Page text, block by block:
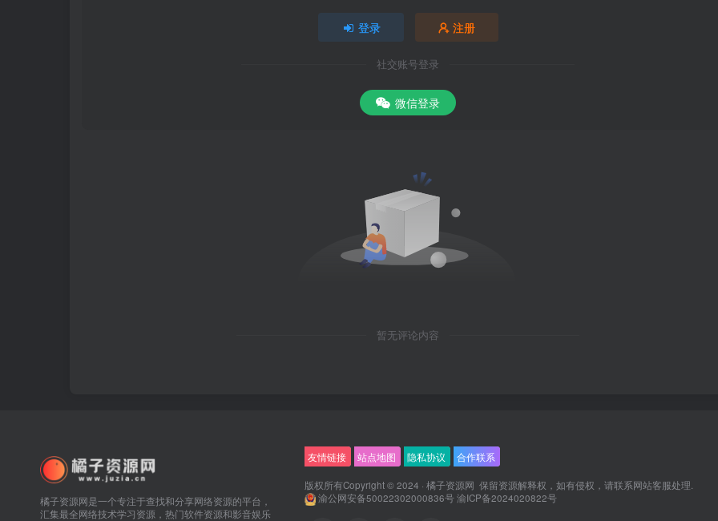
登录 注册
社交账号登录
微信登录
暂无评论内容
橘子资源网是一个专注于查找和分享网络资源的平台，
汇集最全网络技术学习资源，热门软件资源和影音娱乐
友情链接 站点地图 隐私协议 合作联系
版权所有Copyright © 2024 · 橘子资源网 保留资源解释权，如有侵权，请联系网站客服处理.
渝公网安备50022302000836号渝ICP备2024020822号